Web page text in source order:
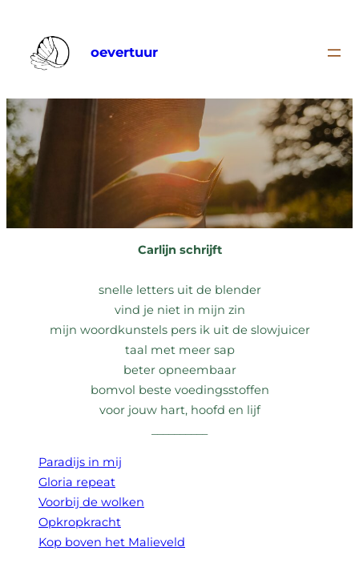
inhoud
oevertuur
Carlijn schrijft
snelle letters uit de blender
vind je niet in mijn zin
mijn woordkunstels pers ik uit de slowjuicer
taal met meer sap
beter opneembaar
bomvol beste voedingsstoffen
voor jouw hart, hoofd en lijf
Paradijs in mij
Gloria repeat
Voorbij de wolken
Opkropkracht
Kop boven het Malieveld